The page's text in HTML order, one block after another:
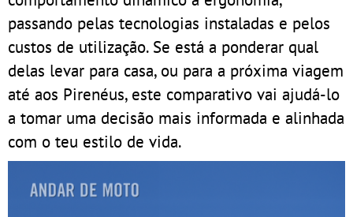
passando pelas tecnologias instaladas e pelos
custos de utilização. Se está a ponderar qual
delas levar para casa, ou para a próxima viagem
até aos Pirenéus, este comparativo vai ajudá-lo
a tomar uma decisão mais informada e alinhada
com o teu estilo de vida.